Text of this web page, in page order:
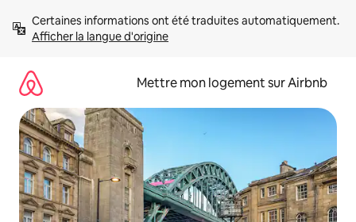
directement
Afficher la langue d'origine
Mettre mon logement sur Airbnb